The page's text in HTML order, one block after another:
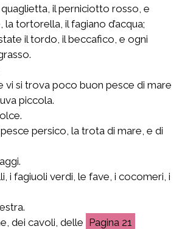
quaglietta, il perniciotto rosso, e
la tortorella, il fagiano d’acqua;
il tordo, il beccafico, e ogni
vi si trova poco buon pesce di mare
piccola.
persico, la trota di mare, e di
i fagiuoli verdi, le fave, i cocomeri, i
dei cavoli, delle
21